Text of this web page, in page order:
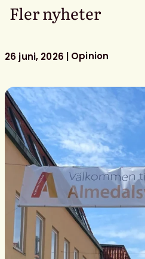
Fler nyheter
26 juni, 2026 Opinion